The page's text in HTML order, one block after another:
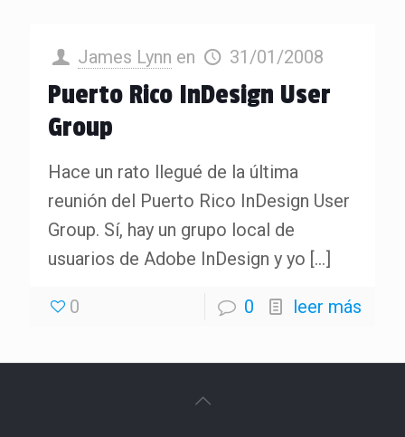
James Lynn en 31/01/2008
Puerto Rico InDesign User
Group
Hace un rato llegué de la última
reunión del Puerto Rico InDesign User
Group. Sí, hay un grupo local de
usuarios de Adobe InDesign y yo […]
0 0 leer más